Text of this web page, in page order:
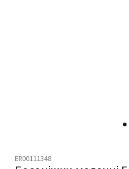
ER00111348